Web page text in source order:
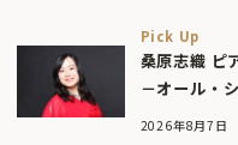
Pick Up
桑原志織 ピ
－オール・
2026年8月7日